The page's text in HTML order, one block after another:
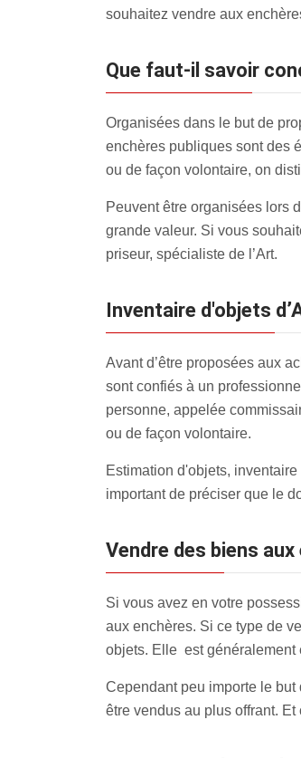
souhaitez vendre aux
Que faut-il savoir
Organisées dans le but de
enchères publiques sont des
ou de façon volontaire, on
Peuvent être organisées lors
grande valeur. Si vous
priseur, spécialiste de l’Art.
inventaire d'objets
Avant d’être proposées aux
sont confiés à un
personne, appelée
ou de façon volontaire.
Estimation d'objets,
important de préciser que le
Vendre des biens
Si vous avez en votre
aux enchères. Si ce type de
objets. Elle est généralement
Cependant peu importe le
être vendus au plus offrant.